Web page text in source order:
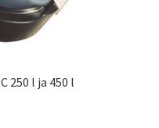
250 l ja 450 l